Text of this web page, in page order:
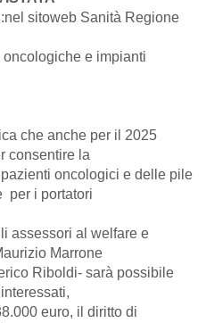
sitoweb Sanità Regione
e impianti
che anche per il 2025
consentire la
oncologici e delle pile
per i portatori
assessori al welfare e
Marrone
Riboldi- sarà possibile
euro, il diritto di